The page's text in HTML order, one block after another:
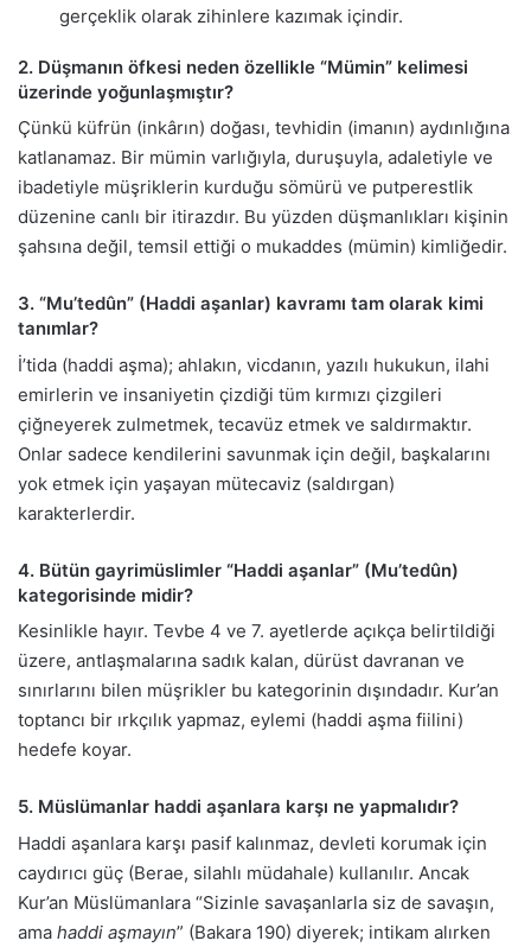
gerçeklik olarak zihinlere kazımak içindir.
2. Düşmanın öfkesi neden özellikle “Mümin” kelimesi
üzerinde yoğunlaşmıştır?
Çünkü küfrün (inkârın) doğası, tevhidin (imanın) aydınlığına
katlanamaz. Bir mümin varlığıyla, duruşuyla, adaletiyle ve
ibadetiyle müşriklerin kurduğu sömürü ve putperestlik
düzenine canlı bir itirazdır. Bu yüzden düşmanlıkları kişinin
şahsına değil, temsil ettiği o mukaddes (mümin) kimliğedir.
3. “Mu’tedûn” (Haddi aşanlar) kavramı tam olarak kimi
tanımlar?
İ’tida (haddi aşma); ahlakın, vicdanın, yazılı hukukun, ilahi
emirlerin ve insaniyetin çizdiği tüm kırmızı çizgileri
çiğneyerek zulmetmek, tecavüz etmek ve saldırmaktır.
Onlar sadece kendilerini savunmak için değil, başkalarını
yok etmek için yaşayan mütecaviz (saldırgan)
karakterlerdir.
4. Bütün gayrimüslimler “Haddi aşanlar” (Mu’tedûn)
kategorisinde midir?
Kesinlikle hayır. Tevbe 4 ve 7. ayetlerde açıkça belirtildiği
üzere, antlaşmalarına sadık kalan, dürüst davranan ve
sınırlarını bilen müşrikler bu kategorinin dışındadır. Kur’an
toptancı bir ırkçılık yapmaz, eylemi (haddi aşma fiilini)
hedefe koyar.
5. Müslümanlar haddi aşanlara karşı ne yapmalıdır?
Haddi aşanlara karşı pasif kalınmaz, devleti korumak için
caydırıcı güç (Berae, silahlı müdahale) kullanılır. Ancak
Kur’an Müslümanlara “Sizinle savaşanlarla siz de savaşın,
ama haddi aşmayın” (Bakara 190) diyerek; intikam alırken